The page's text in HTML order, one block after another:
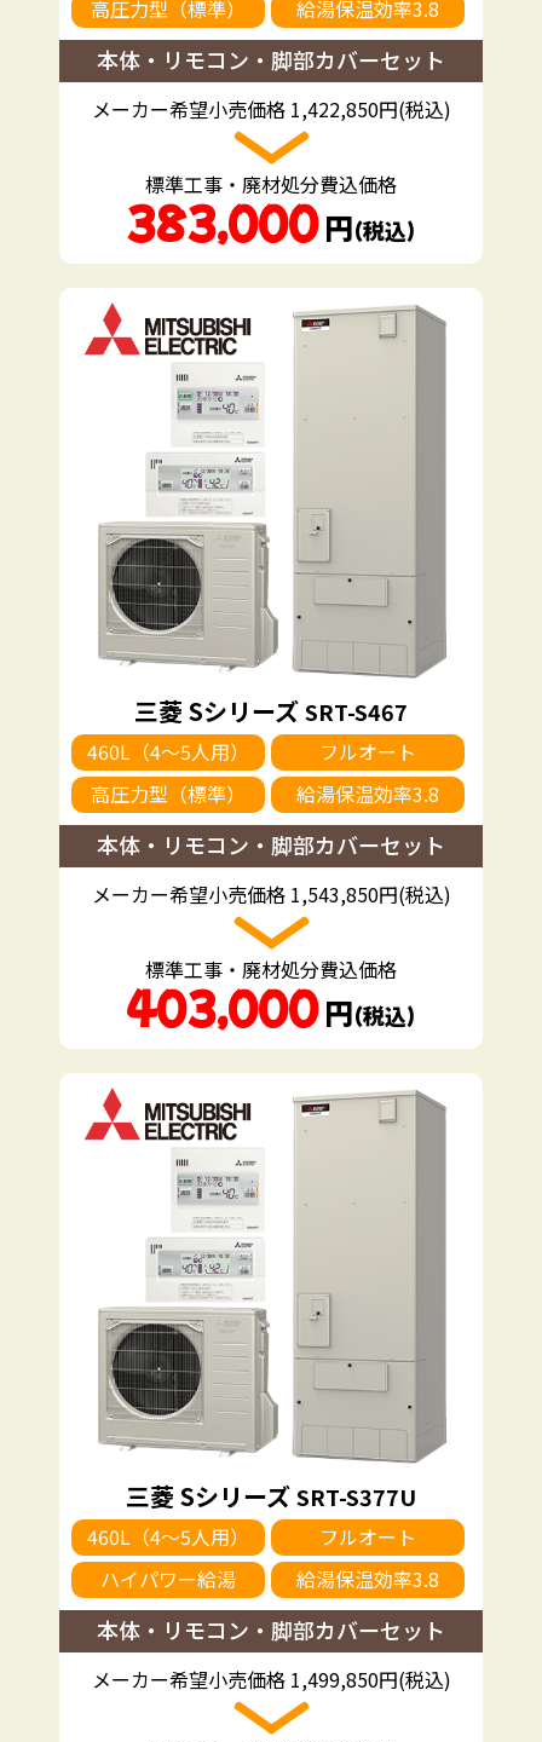
高圧力型（標準）
給湯保温効率3.8
本体・リモコン・脚部カバーセット
メーカー希望小売価格 1,422,850円(税込)
標準工事・廃材処分費込価格
383,000 円（税込）
三菱 SシリーズSRT-S467
460L（4～5人用）
フルオート
高圧力型（標準）
給湯保温効率3.8
本体・リモコン・脚部カバーセット
メーカー希望小売価格 1,543,850円(税込)
標準工事・廃材処分費込価格
403,000 円（税込）
三菱 SシリーズSRT-S377U
460L（4～5人用）
フルオート
ハイパワー給湯
給湯保温効率3.8
本体・リモコン・脚部カバーセット
メーカー希望小売価格 1,499,850円(税込)